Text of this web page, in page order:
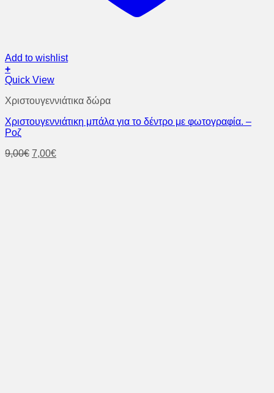
Add to wishlist
+
Quick View
Χριστουγεννιάτικα δώρα
Χριστουγεννιάτικη μπάλα για το δέντρο με φωτογραφία. –
Ροζ
9,00€ Original
7,00€Η